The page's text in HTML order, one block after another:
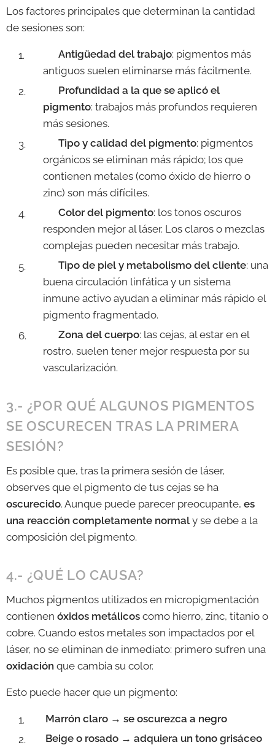
Los factores principales que determinan la cantidad
de sesiones son:
Antigüedad del trabajo: pigmentos más
antiguos suelen eliminarse más fácilmente.
Profundidad a la que se aplicó el
pigmento: trabajos más profundos requieren
más sesiones.
Tipo y calidad del pigmento: pigmentos
orgánicos se eliminan más rápido; los que
contienen metales (como óxido de hierro o
zinc) son más difíciles.
Color del pigmento: los tonos oscuros
responden mejor al láser. Los claros o mezclas
complejas pueden necesitar más trabajo.
Tipo de piel y metabolismo del cliente: una
buena circulación linfática y un sistema
inmune activo ayudan a eliminar más rápido el
pigmento fragmentado.
Zona del cuerpo: las cejas, al estar en el
rostro, suelen tener mejor respuesta por su
vascularización.
3.- ¿POR QUÉ ALGUNOS PIGMENTOS
SE OSCURECEN TRAS LA PRIMERA
SESIÓN?
Es posible que, tras la primera sesión de láser,
observes que el pigmento de tus cejas se ha
oscurecido. Aunque puede parecer preocupante, es
una reacción completamente normal y se debe a la
composición del pigmento.
4.- ¿QUÉ LO CAUSA?
Muchos pigmentos utilizados en micropigmentación
contienen óxidos metálicos como hierro, zinc, titanio o
cobre. Cuando estos metales son impactados por el
láser, no se eliminan de inmediato: primero sufren una
oxidación que cambia su color.
Esto puede hacer que un pigmento:
Marrón claro → se oscurezca a negro
Beige o rosado → adquiera un tono grisáceo